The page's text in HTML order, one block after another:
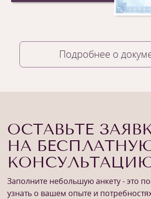
Подробнее о
ОСТАВЬТЕ
НА
Заполните небольшую анкету - это
узнать о вашем опыте и